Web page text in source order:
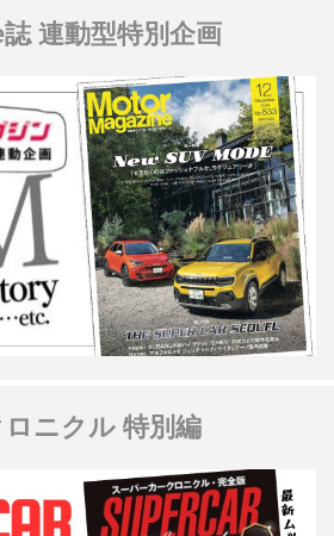
連動型特別企画
ニクル 特別編